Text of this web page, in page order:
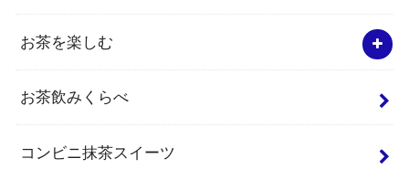
お茶を楽しむ
お茶飲みくらべ
コンビニ抹茶スイーツ